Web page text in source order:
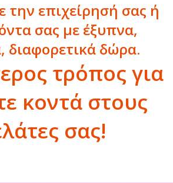
την επιχείρησή σας ή
σας με έξυπνα,
διαφορετικά δώρα.
τρόπος για
κοντά στους
σας!